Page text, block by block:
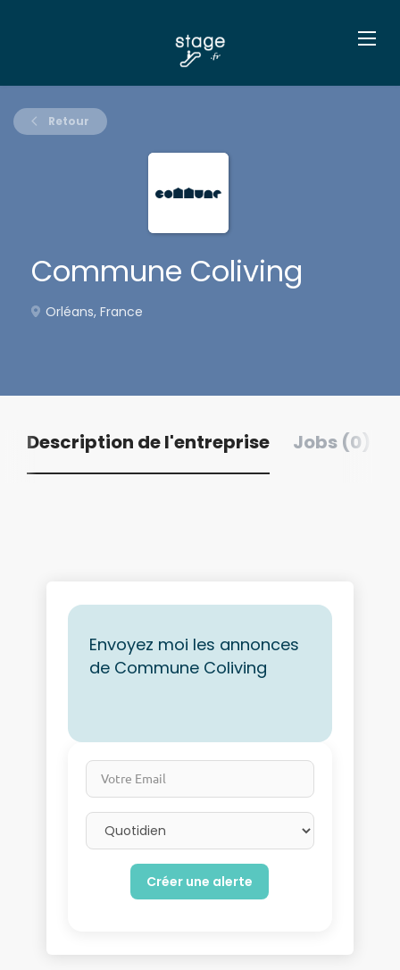
Retour
Commune Coliving
Orléans, France
Description de l'entreprise Jobs (0)
Envoyez moi les annonces
de Commune Coliving
Votre Email
Email frequency